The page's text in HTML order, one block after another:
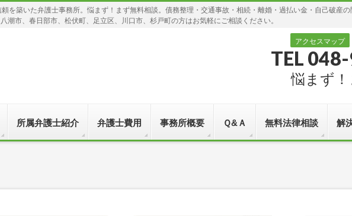
を築いた弁護士事務所。悩まず！まず無料相談。債務整理・交通事故・相続・離婚・過払い金・自己破産
潮市、春日部市、松伏町、足立区、川口市、杉戸町の方はお気軽にご相談ください。
アクセスマップ
TEL
悩まず
所属弁護士紹介 弁護士費用 事務所概要 Ｑ&Ａ 無料法律相談 解